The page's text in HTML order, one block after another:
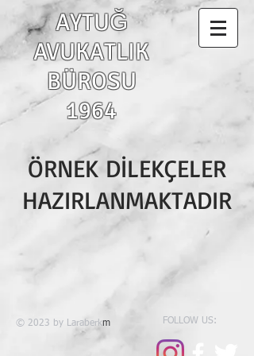
AYTUĞ
AVUKATLIK
BÜROSU
1964
ÖRNEK DİLEKÇELER
HAZIRLANMAKTADIR
© 2023 by Laraberkm FOLLOW US: